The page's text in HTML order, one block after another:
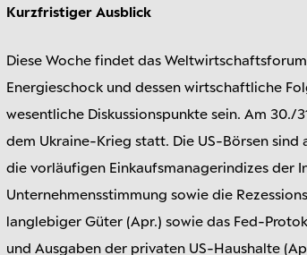
Kurzfristiger Ausblick
Diese Woche findet das
Energieschock und dessen wirtschaftliche
wesentliche Diskussionspunkte sein. Am
dem Ukraine-Krieg statt. Die US-Börsen
die vorläufigen Einkaufsmanagerindizes der
Unternehmensstimmung sowie die
langlebiger Güter (Apr.) sowie das Fed-
und Ausgaben der privaten US-Haushalte